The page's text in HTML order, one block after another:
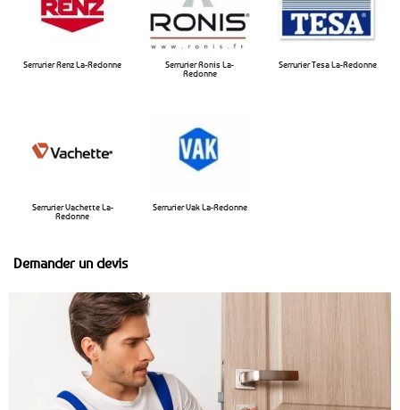
Serrurier Renz La-Redonne
Serrurier Ronis La-
Redonne
Serrurier Tesa La-Redonne
Serrurier Vachette La-
Redonne
Serrurier Vak La-Redonne
Demander un devis